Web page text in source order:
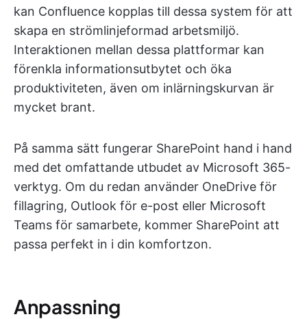
kan Confluence kopplas till dessa system för att
skapa en strömlinjeformad arbetsmiljö.
Interaktionen mellan dessa plattformar kan
förenkla informationsutbytet och öka
produktiviteten, även om inlärningskurvan är
mycket brant.
På samma sätt fungerar SharePoint hand i hand
med det omfattande utbudet av Microsoft 365-
verktyg. Om du redan använder OneDrive för
fillagring, Outlook för e-post eller Microsoft
Teams för samarbete, kommer SharePoint att
passa perfekt in i din komfortzon.
Anpassning